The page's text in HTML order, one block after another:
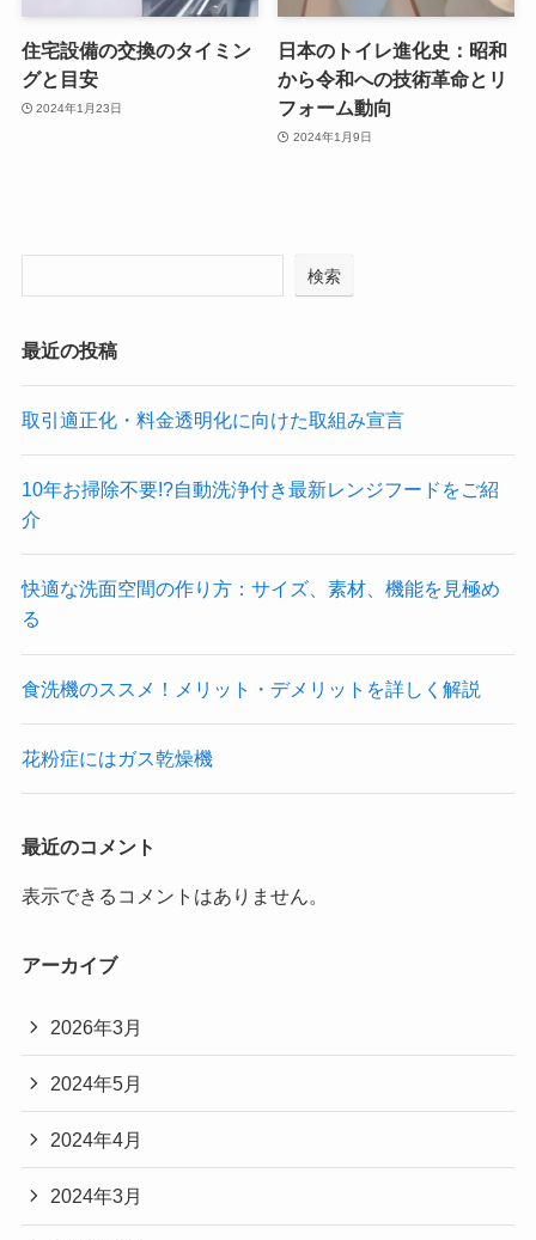
住宅設備の交換のタイミン
グと目安
2024年1月23日
日本のトイレ進化史：昭和
から令和への技術革命とリ
フォーム動向
2024年1月9日
検索
最近の投稿
取引適正化・料金透明化に向けた取組み宣言
10年お掃除不要!?自動洗浄付き最新レンジフードをご紹
介
快適な洗面空間の作り方：サイズ、素材、機能を見極め
る
食洗機のススメ！メリット・デメリットを詳しく解説
花粉症にはガス乾燥機
最近のコメント
表示できるコメントはありません。
アーカイブ
2026年3月
2024年5月
2024年4月
2024年3月